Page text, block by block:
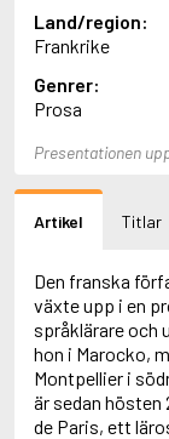
Abbott, John
Abbott, Megan
Abdel-Fattah,
Abdolah, Kader
Abé, Kobo
Abele, Inga
Aboulela, Leila
Abrahams, Peter
Abrahamson,
Abse, Dannie
Abu-Jaber, Diana
Abulhawa, Susan
Aburas, Lone
Achebe, Chinua
Land/region:
Frankrike
Genrer:
Prosa
Presentationen
Artikel Titlar
Den franska
växte upp i en
språklärare och
hon i Marocko,
Montpellier i
är sedan hösten
de Paris, ett